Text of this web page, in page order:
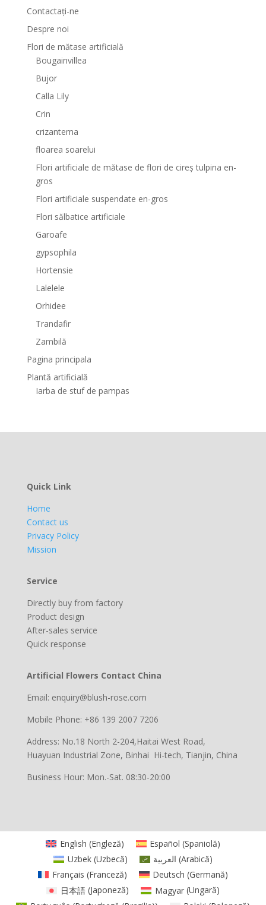
Contactaţi-ne
Despre noi
Flori de mătase artificială
Bougainvillea
Bujor
Calla Lily
Crin
crizantema
floarea soarelui
Flori artificiale de mătase de flori de cireș tulpina en-
gros
Flori artificiale suspendate en-gros
Flori sălbatice artificiale
Garoafe
gypsophila
Hortensie
Lalelele
Orhidee
Trandafir
Zambilă
Pagina principala
Plantă artificială
Iarba de stuf de pampas
Quick Link
Home
Contact us
Privacy Policy
Mission
Service
Directly buy from factory
Product design
After-sales service
Quick response
Artificial Flowers Contact China
Email: enquiry@blush-rose.com
Mobile Phone: +86 139 2007 7206
Address: No.18 North 2-204,Haitai West Road,
Huayuan Industrial Zone, Binhai Hi-tech, Tianjin, China
Business Hour: Mon.-Sat. 08:30-20:00
English (Engleză) Español (Spaniolă)
Uzbek(Uzbecă) العربية (Arabică)
Français (Franceză) Deutsch (Germană)
日本語 (Japoneză) Magyar(Ungară)